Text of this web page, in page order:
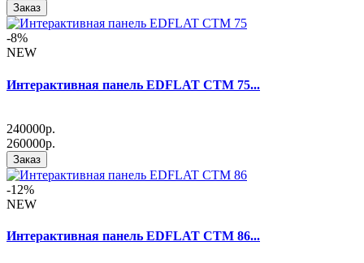
Заказ
-8%
NEW
Интерактивная панель EDFLAT CTM 75...
240000р.
260000р.
Заказ
-12%
NEW
Интерактивная панель EDFLAT CTM 86...